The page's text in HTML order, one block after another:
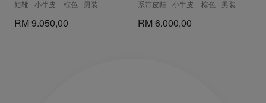
短靴 - 小牛皮 - 棕色 - 男装
RM 9.050,00
系带皮鞋 - 小牛皮 - 棕色 - 男装
RM 6.000,00